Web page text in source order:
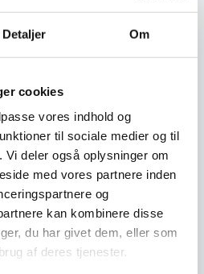
Detaljer Om
cookies
vores indhold og
til sociale medier og til
deler også oplysninger om
med vores partnere inden
og
kan kombinere disse
du har givet dem, eller som
af deres tjenester.
kan
på
Vi prismatcher
SPAR OP TIL 46%